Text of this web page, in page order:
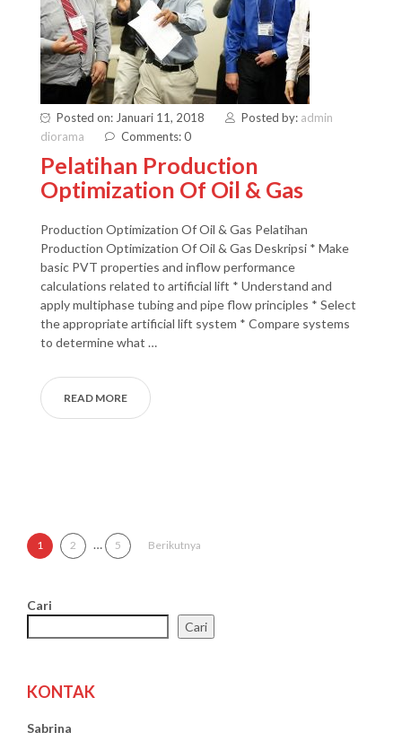
Posted on: Januari 11, 2018 Posted by: admin
diorama
Comments: 0
Pelatihan Production
Optimization Of Oil & Gas
Production Optimization Of Oil & Gas Pelatihan
Production Optimization Of Oil & Gas Deskripsi * Make
basic PVT properties and inflow performance
calculations related to artificial lift * Understand and
apply multiphase tubing and pipe flow principles * Select
the appropriate artificial lift system * Compare systems
to determine what …
READ MORE
Paginasi pos
1 2 … 5 Berikutnya
Cari
Cari
KONTAK
Sabrina